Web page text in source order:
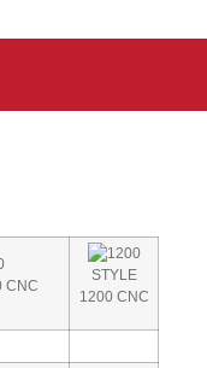
CNC
STYLE
1200 CNC